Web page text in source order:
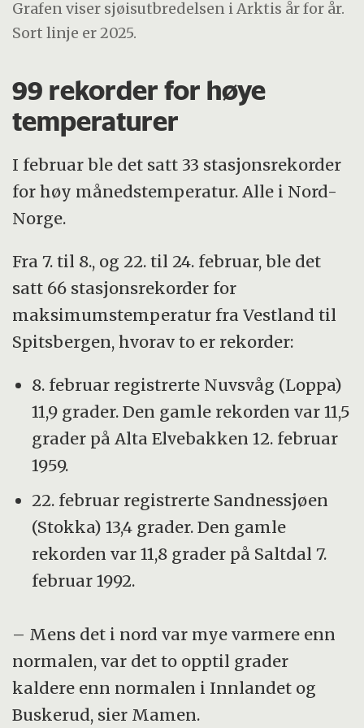
Grafen viser sjøisutbredelsen i Arktis år for år.
Sort linje er 2025.
99 rekorder for høye
temperaturer
I februar ble det satt 33 stasjonsrekorder
for høy månedstemperatur. Alle i Nord-
Norge.
Fra 7. til 8., og 22. til 24. februar, ble det
satt 66 stasjonsrekorder for
maksimumstemperatur fra Vestland til
Spitsbergen, hvorav to er rekorder:
8. februar registrerte Nuvsvåg (Loppa)
11,9 grader. Den gamle rekorden var 11,5
grader på Alta Elvebakken 12. februar
1959.
22. februar registrerte Sandnessjøen
(Stokka) 13,4 grader. Den gamle
rekorden var 11,8 grader på Saltdal 7.
februar 1992.
– Mens det i nord var mye varmere enn
normalen, var det to opptil grader
kaldere enn normalen i Innlandet og
Buskerud, sier Mamen.